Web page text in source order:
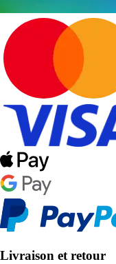
Livraison et retour